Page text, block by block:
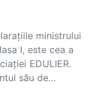
ministrului
I, este cea a
EDULIER.
său de…